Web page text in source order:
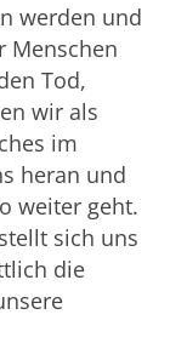
werden und
Menschen
Tod,
wir als
im
heran und
weiter geht.
sich uns
die